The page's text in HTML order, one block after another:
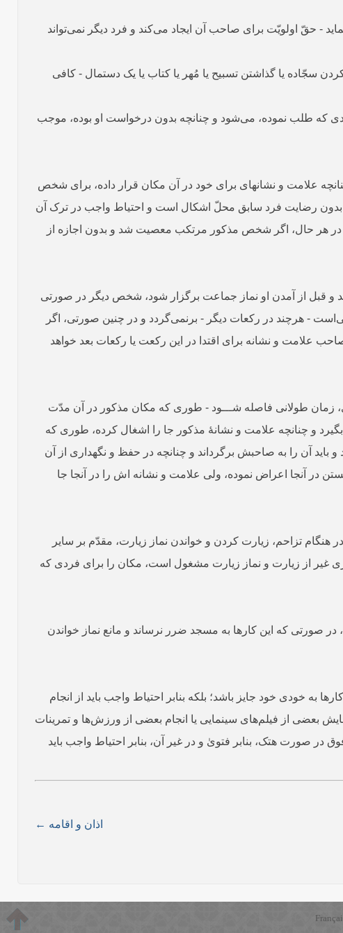
حقّ اولویّت برای صاحب آن ایجاد می‌کند و فرد دیگر نمی‌تواند
سجّاده یا گذاشتن تسبیح یا مُهر یا کتاب یا یک دستمال - کافی
که طلب نموده، می‌شود و چنانچه بدون درخواست او بوده، موجب
علامت و نشانه­ای برای خود در آن مکان قرار داده، برای شخص
کار بدون رضایت فرد سابق محلّ اشکال است و احتیاط واجب در ترک آن
هر حال، اگر شخص مذکور مرتکب معصیت شد و بدون اجازه از
و قبل از آمدن او نماز جماعت برگزار شود، شخص دیگر در صورتی
- هرچند در رکعات دیگر - برنمی‌گردد و در چنین صورتی، اگر
علامت و نشانه برای اقتدا در این رکعت یا رکعات بعد خواهد
زمان طولانی فاصله شـــود - طوری که مکان مذکور در آن مدّت
و چنانچه علامت و نشانۀ مذکور جا را اشغال کرده، طوری که
آن را به صاحبش برگرداند و چنانچه در حفظ و نگهداری از آن
آنجا اعراض نموده، ولی علامت و نشانه­ اش را در آنجا جا
تزاحم، زیارت کردن و خواندن نماز زیارت، مقدّم بر سایر
غیر از زیارت و نماز زیارت مشغول است، مکان را برای فردی که
صورتی که این کارها به مسجد ضرر نرساند و مانع نماز خواندن
خودی خود جایز باشد؛ بلکه بنابر احتیاط واجب باید از انجام
بعضی از فیلم‌‌های سینمایی یا انجام بعضی از ورزش‌ها و تمرینات
هتک، بنابر فتویٰ و در غیر آن، بنابر احتیاط واجب باید
اذان و اقامه ←